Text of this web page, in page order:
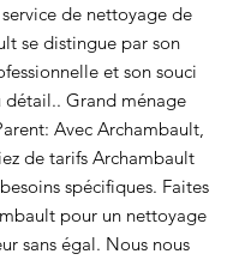
de nettoyage de
se distingue par son
et son souci
détail.. Grand ménage
Avec Archambault,
de tarifs Archambault
spécifiques. Faites
pour un nettoyage
sans égal. Nous nous